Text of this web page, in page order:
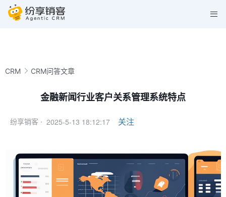
CRM CRM问答文章
金融新闻行业客户关系管理系统特点
纷享销客 · 2025-5-13 18:12:17 关注